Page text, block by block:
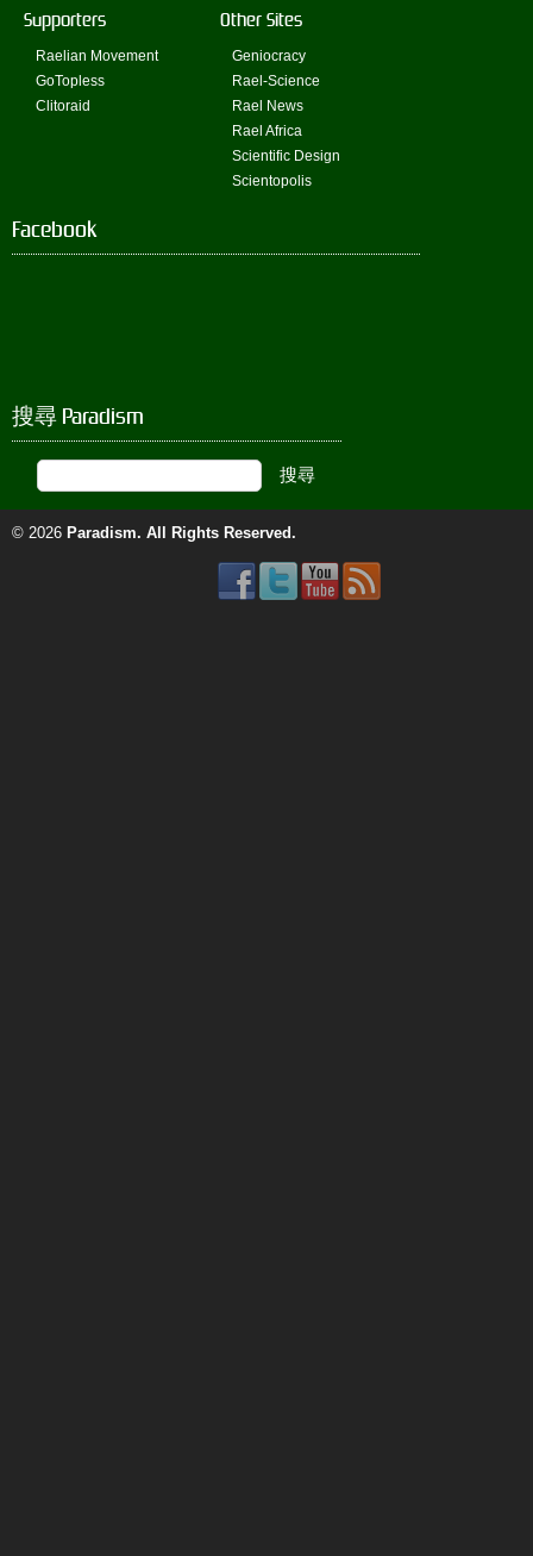
Supporters
Raelian Movement
GoTopless
Clitoraid
Other Sites
Geniocracy
Rael-Science
Rael News
Rael Africa
Scientific Design
Scientopolis
Facebook
搜尋 Paradism
© 2026 Paradism. All Rights Reserved.